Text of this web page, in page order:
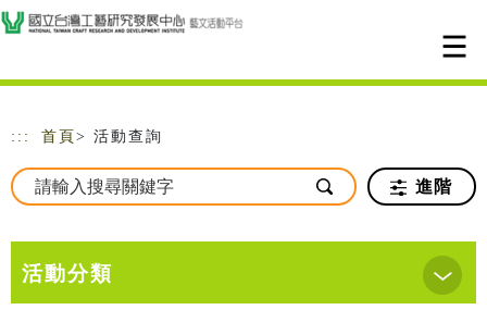
跳到主要內容
網站導覽
::: 首頁 > 活動查詢
進階
活動分類